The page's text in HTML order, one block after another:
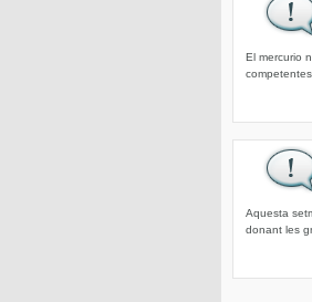
El mercurio
Aquesta
donant les